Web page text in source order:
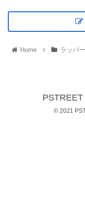
Home ラッパー
© 2021